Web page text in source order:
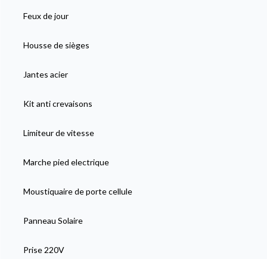
Feux de jour
Housse de sièges
Jantes acier
Kit anti crevaisons
Limiteur de vitesse
Marche pied electrique
Moustiquaire de porte cellule
Panneau Solaire
Prise 220V